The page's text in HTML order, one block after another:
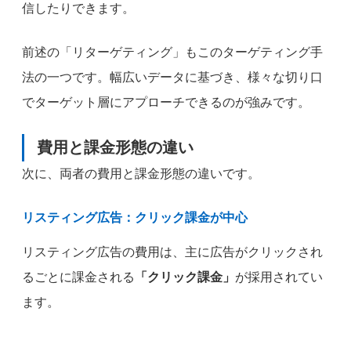
信したりできます。
前述の「リターゲティング」もこのターゲティング手
法の一つです。幅広いデータに基づき、様々な切り口
でターゲット層にアプローチできるのが強みです。
費用と課金形態の違い
次に、両者の費用と課金形態の違いです。
リスティング広告：クリック課金が中心
リスティング広告の費用は、主に広告がクリックされ
るごとに課金される
「クリック課金」 が採用されてい
ます。